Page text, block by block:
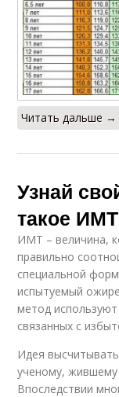
Читать дальше →
Узнай
такое ИМТ
ИМТ – величина,
правильно
специальной
испытуемый
метод
связанных с
Идея
ученому,
Впоследствии